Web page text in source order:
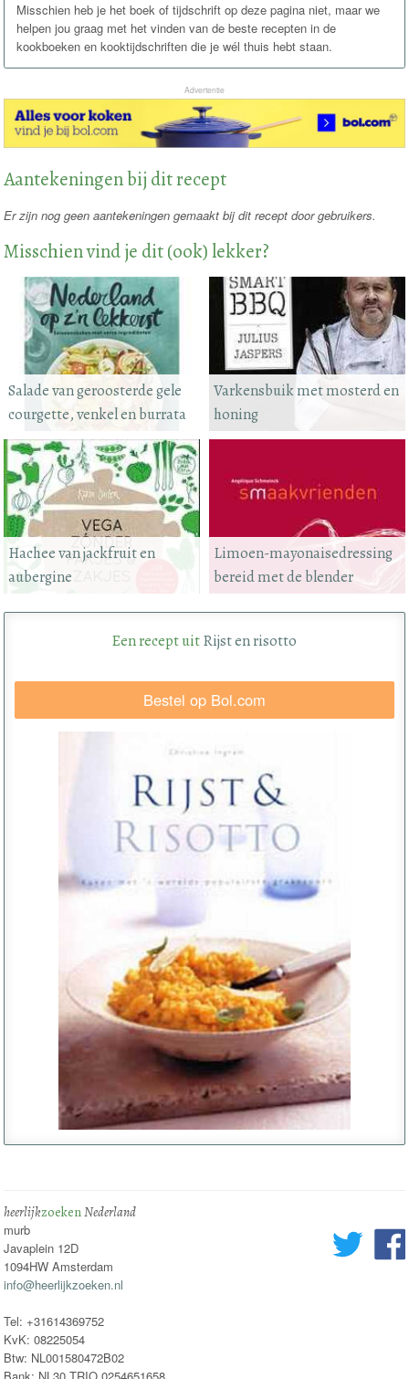
Misschien heb je het boek of tijdschrift op deze pagina niet, maar we
helpen jou graag met het vinden van de beste recepten in de
kookboeken en kooktijdschriften die je wél thuis hebt staan.
Advertentie
Aantekeningen bij dit recept
Er zijn nog geen aantekeningen gemaakt bij dit recept door gebruikers.
Misschien vind je dit (ook) lekker?
Varkensbuik met mosterd en
honing
Salade van geroosterde gele
courgette, venkel en burrata
Limoen-mayonaisedressing
bereid met de blender
Hachee van jackfruit en
aubergine
Een recept uitRijst en risotto
Bestel op Bol.com
heerlijkzoekenNederland
murb
Javaplein 12D
1094HW Amsterdam
info@heerlijkzoeken.nl
Tel: +31614369752
KvK: 08225054
Btw: NL001580472B02